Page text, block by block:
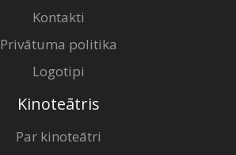
Kontakti
Privātuma politika
Logotipi
Kinoteātris
Par kinoteātri